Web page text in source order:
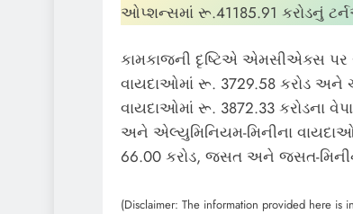
ઓપ્શન્સમાં રૂ.41185.91 કરોડનું
કામકાજની દૃષ્ટિએ એમસીએક્સ પર
વાયદાઓમાં રૂ. 3729.58 કરોડ અને
વાયદાઓમાં રૂ. 3872.33 કરોડના
અને એલ્યુમિનિયમ-મિનીના
66.00 કરોડ, જસત અને જસત-
(Disclaimer: The information provided here is